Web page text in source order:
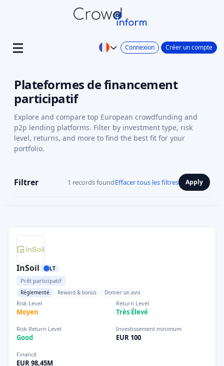
Connexion Créer un compte
Plateformes de financement
participatif
Explore and compare top European crowdfunding and
p2p lending platforms. Filter by investment type, risk
level, returns, and more to find the best fit for your
portfolio.
Filtrer 1 records foundEffacer tous les filtres Apply
InSoil LT
Prêt participatif
Réglementé Reward & bonus Donner un avis
Risk Level
Moyen
Return Level
Très Élevé
Risk Return Level
Good
Investissement minimum
EUR 100
Financé
EUR 98,45M